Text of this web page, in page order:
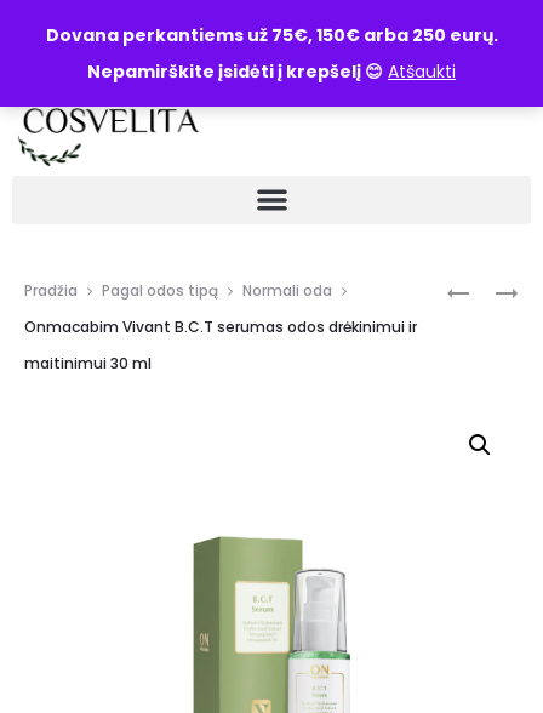
Dovana perkantiems už 75€, 150€ arba 250 eurų.
Nepamirškite įsidėti į krepšelį 😊 Atšaukti
UŽKLAUSA
Pradžia Pagal odos tipą
Normali oda
Onmacabim Vivant B.C.T serumas odos drėkinimui ir
maitinimui 30 ml